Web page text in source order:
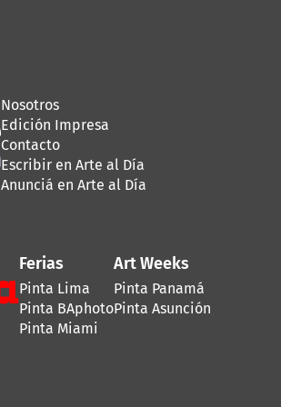
Nosotros
Edición Impresa
Contacto
Escribir en Arte al Día
Anunciá en Arte al Día
Ferias
Pinta Lima
Pinta BAphoto
Pinta Miami
Art Weeks
Pinta Panamá
Pinta Asunción